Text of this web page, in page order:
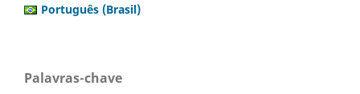
Português (Brasil)
Palavras-chave